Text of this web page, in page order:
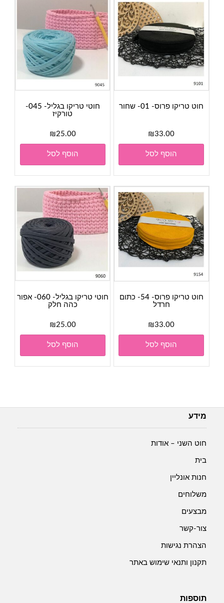
חוט טריקו פרוס- 01- שחור
₪33.00
הוסף לסל
חוטי טריקו בגליל- 045-
טורקיז
₪25.00
הוסף לסל
חוט טריקו פרוס- 54- כתום
חרדל
₪33.00
הוסף לסל
חוטי טריקו בגליל- 060- אפור
כהה חלק
₪25.00
הוסף לסל
מידע
חוט השני – אודות
בית
חנות אונליין
משלוחים
מבצעים
צור-קשר
הצהרת נגישות
תקנון ותנאי שימוש באתר
תוספות